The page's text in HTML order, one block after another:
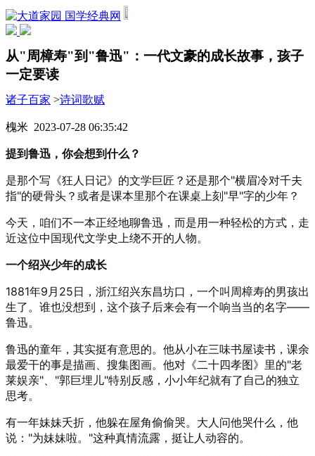
国学经典网
从"周樟寿"到"鲁迅"：一代文豪的成长故事，孩子
一定要读
诸子百家 >诗词歌赋
槐米 2023-07-28 06:35:42
提到鲁迅，你会想到什么？
是那个写《狂人日记》的文学巨匠？还是那个"横眉冷对千夫
指"的硬骨头？或者是课本里那个在课桌上刻"早"字的少年？
今天，咱们不一本正经地聊鲁迅，而是用一种轻松的方式，走
近这位中国现代文学史上绕不开的人物。
一个绍兴少年的成长
1881年9月25日，浙江绍兴东昌坊口，一个叫周樟寿的男孩出
生了。谁也没想到，这个孩子后来会有一个响当当的名字——
鲁迅。
鲁迅的童年，其实挺有意思的。他从小在三味书屋读书，课余
最爱干的事是描画、搜集图画。他对《二十四孝图》里的"老
莱娱亲"、"郭巨埋儿"特别反感，小小年纪就有了自己的独立
思考。
有一年妹妹夭折，他躲在屋角偷偷哭。大人问他哭什么，他
说："为妹妹啦。"这种真情流露，挺让人动容的。